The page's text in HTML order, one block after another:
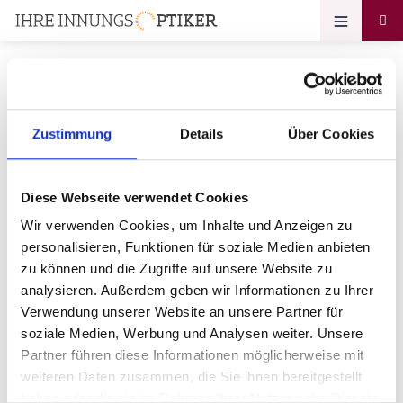
Zustimmung Details Über Cookies
Diese Webseite verwendet Cookies
Wir verwenden Cookies, um Inhalte und Anzeigen zu
personalisieren, Funktionen für soziale Medien anbieten
zu können und die Zugriffe auf unsere Website zu
analysieren. Außerdem geben wir Informationen zu Ihrer
Verwendung unserer Website an unsere Partner für
soziale Medien, Werbung und Analysen weiter. Unsere
Partner führen diese Informationen möglicherweise mit
weiteren Daten zusammen, die Sie ihnen bereitgestellt
Ihr Zugang zum
Optik Welker GmbH
Bitte geben Sie Ihr Passwort ein: